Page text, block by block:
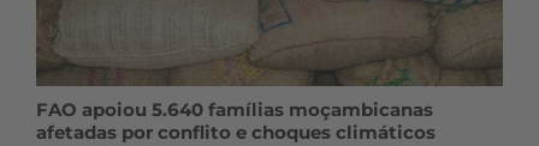
FAO apoiou 5.640 famílias moçambicanas
afetadas por conflito e choques climáticos